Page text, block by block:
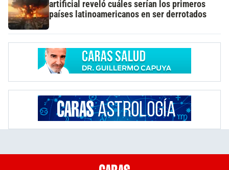
artificial reveló cuáles serían los primeros
países latinoamericanos en ser derrotados